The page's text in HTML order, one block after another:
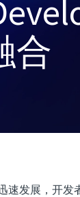
合
速发展，开